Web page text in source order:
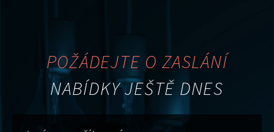
POŽÁDEJTE O ZASLÁNÍ
NABÍDKY JEŠTĚ DNES